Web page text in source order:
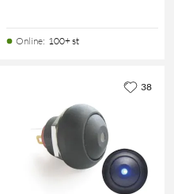
Online: 100+ st
38